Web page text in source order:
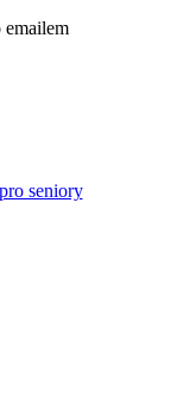
seniory